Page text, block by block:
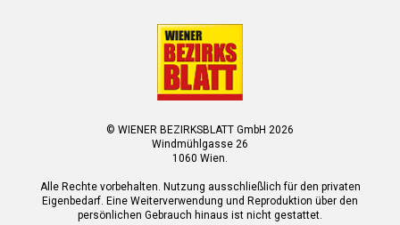
© WIENER BEZIRKSBLATT GmbH 2026
Windmühlgasse 26
1060 Wien.
Alle Rechte vorbehalten. Nutzung ausschließlich für den privaten
Eigenbedarf. Eine Weiterverwendung und Reproduktion über den
persönlichen Gebrauch hinaus ist nicht gestattet.